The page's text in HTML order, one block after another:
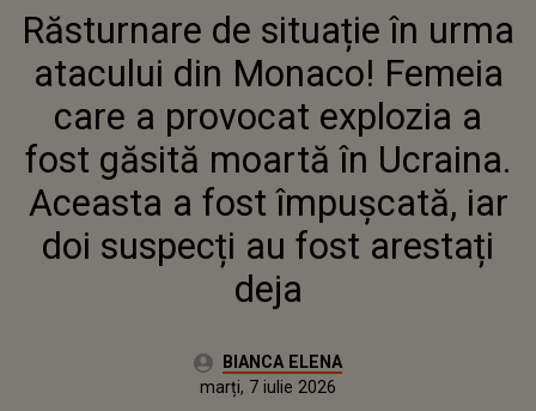
URMA ATACULUI DIN MONACO!
FEMEIA CARE A PROVOCAT
EXPLOZIA A FOST GĂSITĂ
MOARTĂ ÎN UCRAINA. ACEASTA A
FOST ÎMPUȘCATĂ, IAR DOI
SUSPECȚI AU FOST ARESTAȚI
DEJA
Răsturnare de situație în urma
atacului din Monaco! Femeia
care a provocat explozia a
fost găsită moartă în Ucraina.
Aceasta a fost împușcată, iar
doi suspecți au fost arestați
deja
Autor:BIANCA ELENA
Actualizat:
marți, 7 iulie 2026